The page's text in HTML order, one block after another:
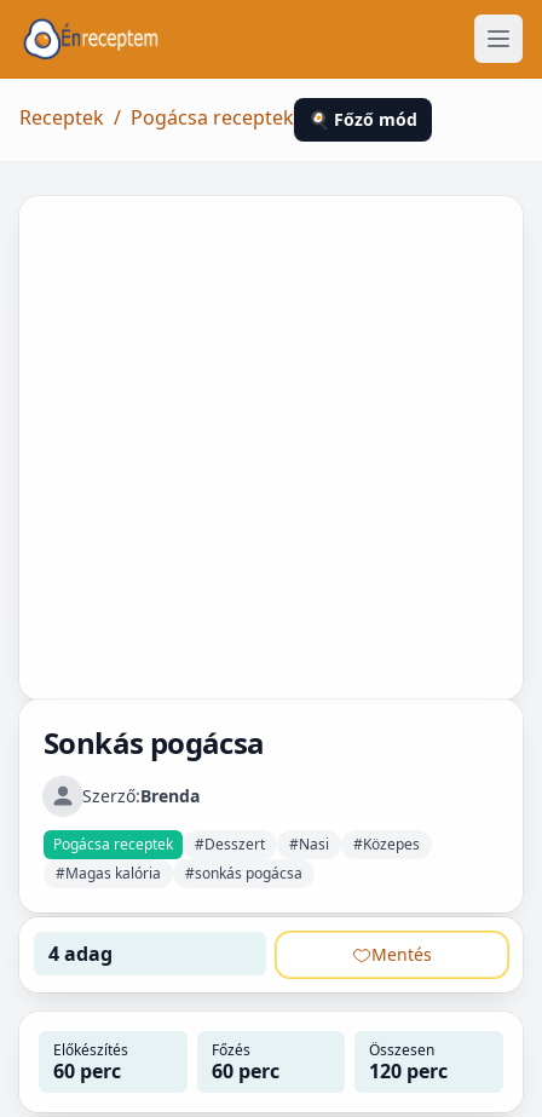
Receptek / Pogácsa receptek 🍳 Főző mód
Sonkás pogácsa
Szerző:Brenda
Pogácsa receptek #Desszert #Nasi
#Közepes
#Magas kalória
#sonkás pogácsa
4 adag Mentés
Előkészítés
60 perc
Főzés
60 perc
Összesen
120 perc